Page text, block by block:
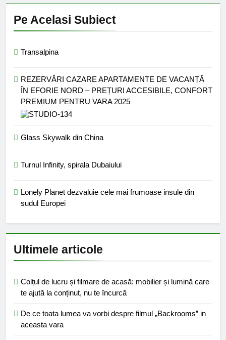
Pe Acelasi Subiect
Transalpina
REZERVĂRI CAZARE APARTAMENTE DE VACANȚĂ
ÎN EFORIE NORD – PREȚURI ACCESIBILE, CONFORT
PREMIUM PENTRU VARA 2025
Glass Skywalk din China
Turnul Infinity, spirala Dubaiului
Lonely Planet dezvaluie cele mai frumoase insule din
sudul Europei
Ultimele articole
Colțul de lucru și filmare de acasă: mobilier și lumină care
te ajută la conținut, nu te încurcă
De ce toata lumea va vorbi despre filmul „Backrooms” in
aceasta vara